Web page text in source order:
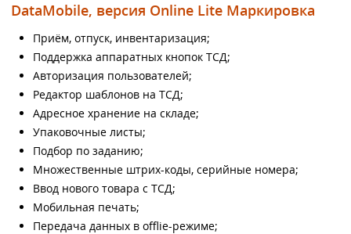
DataMobile, версия Online Lite Маркировка
Приём, отпуск, инвентаризация;
Поддержка аппаратных кнопок ТСД;
Авторизация пользователей;
Редактор шаблонов на ТСД;
Адресное хранение на складе;
Упаковочные листы;
Подбор по заданию;
Множественные штрих-коды, серийные номера;
Ввод нового товара с ТСД;
Мобильная печать;
Передача данных в offlie-режиме;